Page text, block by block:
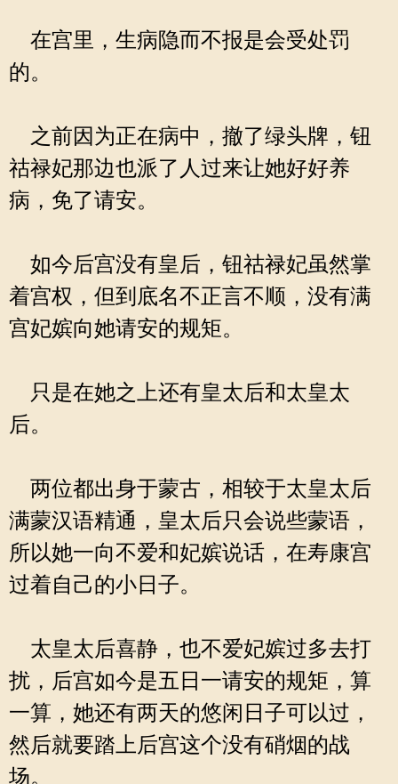
在宫里，生病隐而不报是会受处罚
的。
之前因为正在病中，撤了绿头牌，钮
祜禄妃那边也派了人过来让她好好养
病，免了请安。
如今后宫没有皇后，钮祜禄妃虽然掌
着宫权，但到底名不正言不顺，没有满
宫妃嫔向她请安的规矩。
只是在她之上还有皇太后和太皇太
后。
两位都出身于蒙古，相较于太皇太后
满蒙汉语精通，皇太后只会说些蒙语，
所以她一向不爱和妃嫔说话，在寿康宫
过着自己的小日子。
太皇太后喜静，也不爱妃嫔过多去打
扰，后宫如今是五日一请安的规矩，算
一算，她还有两天的悠闲日子可以过，
然后就要踏上后宫这个没有硝烟的战
场。